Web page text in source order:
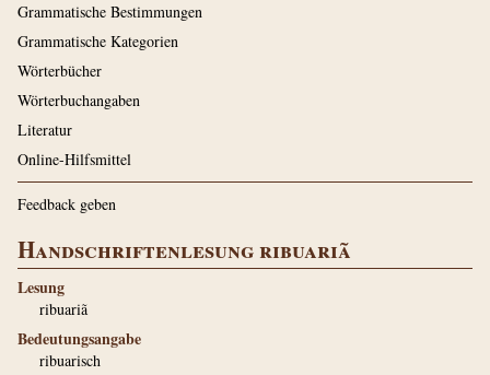
Grammatische Bestimmungen
Grammatische Kategorien
Wörterbücher
Wörterbuchangaben
Literatur
Online-Hilfsmittel
Feedback geben
Handschriftenlesung ribuariã
Lesung
ribuariã
Bedeutungsangabe
ribuarisch